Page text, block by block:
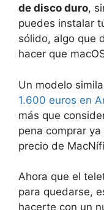
de disco duro,
puedes instalar
sólido, algo que
hacer que
Un modelo
1.600 euros en
más que
pena comprar
precio de
Ahora que el
para quedarse,
hacerte con un